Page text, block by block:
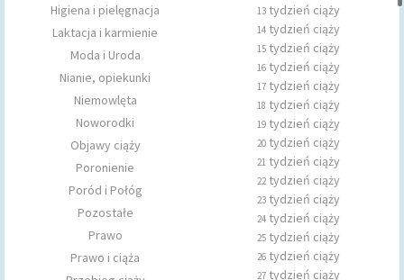
Higiena i pielęgnacja
Laktacja i karmienie
Moda i Uroda
Nianie, opiekunki
Niemowlęta
Noworodki
Objawy ciąży
Poronienie
Poród i Połóg
Pozostałe
Prawo
Prawo i ciąża
13 tydzień ciąży
14 tydzień ciąży
15 tydzień ciąży
16 tydzień ciąży
17 tydzień ciąży
18 tydzień ciąży
19 tydzień ciąży
20 tydzień ciąży
21 tydzień ciąży
22tydzień ciąży
23 tydzień ciąży
24 tydzień ciąży
25 tydzień ciąży
26 tydzień ciąży
27 tydzień ciąży